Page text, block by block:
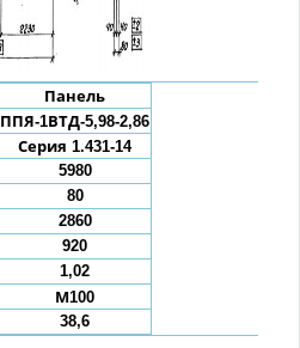
Панель
ППЯ-1ВТД-5,98-2,86
Серия 1.431-14
5980
80
2860
920
1,02
М100
38,6